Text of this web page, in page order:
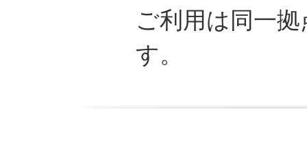
ご利用は同一
す。